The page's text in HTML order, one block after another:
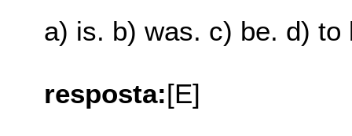
a) is. b) was. c) be. d) to
resposta:[E]